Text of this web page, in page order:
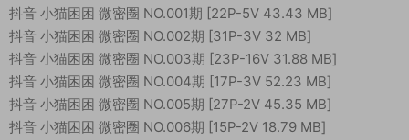
抖音 小猫困困 微密圈 NO.001期 [22P-5V 43.43 MB]
抖音 小猫困困 微密圈 NO.002期 [31P-3V 32 MB]
抖音 小猫困困 微密圈 NO.003期 [23P-16V 31.88 MB]
抖音 小猫困困 微密圈 NO.004期 [17P-3V 52.23 MB]
抖音 小猫困困 微密圈 NO.005期 [27P-2V 45.35 MB]
抖音 小猫困困 微密圈 NO.006期 [15P-2V 18.79 MB]